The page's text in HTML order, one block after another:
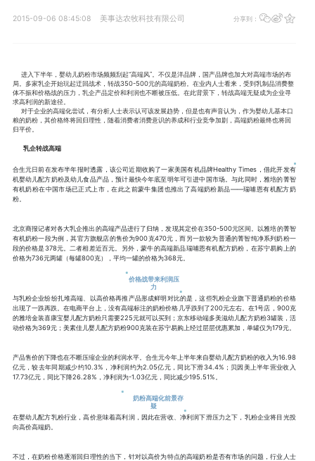
2015-09-06 08:45:08 美事达农牧科技有限公司 分享到：
进入下半年，婴幼儿奶粉市场频频刮起“高端风”。不仅是洋品牌，国产品牌也加大对高端市场的布
局。
多家乳企开始玩起迂回战术，转战350-500元的高端奶粉。在业内人士看来，受到乳制品消费整
体不振和价格战的压力，乳企产品定价和利润也不断被压低。在此背景下，转战高端无疑成为企业寻
求高利润的新途径。
对于企业的高端化尝试，有分析人士表示认可该发展趋势，但是也有声音认为，作为婴幼儿基本口
粮的奶粉，其价格终将回归理性，随着消费者消费意识的养成和行业竞争加剧，高端奶粉最终也将回
归平价。
乳企转战高端
合生元日前在发布半年报时透露，该公司近期收购了一家美国有机品牌Healthy Times，借此开发有
机婴幼儿配方奶粉及幼儿食品产品，预计最快今年底至明年可引进中国市场。与此同时，雅培的菁智
有机奶粉在中国市场已正式上市，在此之前蒙牛集团也推出了高端奶粉新品——瑞哺恩有机配方奶
粉。
北京商报记者对各大乳企推出的高端产品进行了归纳，发现其定价在350-500元区间。以雅培的菁智
有机奶粉一段为例，其官方旗舰店的售价为900克470元，而另一款较为普通的菁智纯净系列奶粉一
段的价格是378元。二者相差近百元。另外，蒙牛的高端新品瑞哺恩有机配方奶粉，在苏宁易购上的
价格为736元两罐（每罐800克），平均一罐的价格为368元。
价格战带来利润压
力
与乳粉企业纷纷扎堆高端、以高价格再推产品形成鲜明对比的是，这些乳粉企业旗下普通奶粉的价格
出现了一跌再跌。在电商平台上，没有高端标注的奶粉价格几乎跌到了200元左右。在1号店，900克
的雅培金装喜康宝婴儿配方奶粉只需要225元就可以买到；京东移动端多美滋幼儿配方奶粉3罐装，活
动价格为369元；美素佳儿婴儿配方奶粉900克装在苏宁易购上经过层层优惠累加，单罐仅为179元。
产品售价的下降也在不断压缩企业的利润水平。合生元今年上半年来自婴幼儿配方奶粉的收入为16.98
亿元，较去年同期减少约10.3%，净利润约为2.05亿元，同比下滑34.4%；贝因美上半年营业收入
17.73亿元，同比下降26.28%，净利润为-1.03亿元，同比减少195.51%。
奶粉高端化前景存
疑
在婴幼儿配方乳粉行业，高价意味着高利润，因此在营收、净利润下滑压力之下，乳粉企业将目光投
向高价高端奶。
不过，在奶粉价格逐渐回归理性的当下，针对以高价为特点的高端奶粉是否有市场的问题，行业人士